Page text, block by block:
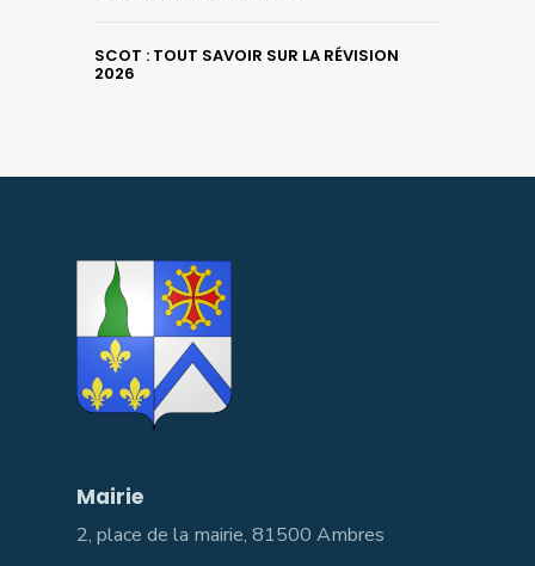
SCOT : TOUT SAVOIR SUR LA RÉVISION
2026
Mairie
2, place de la mairie, 81500 Ambres